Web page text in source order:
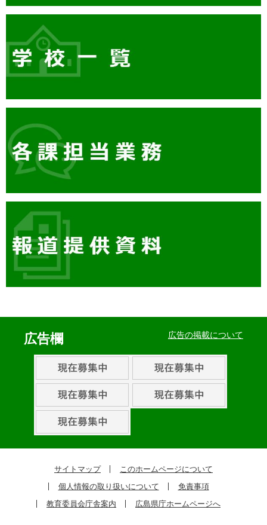
広告欄 広告の掲載について
サイトマップ
このホームページについて
個人情報の取り扱いについて
免責事項
教育委員会庁舎案内
広島県庁ホームページへ